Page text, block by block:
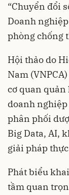
“Chuyển đổi
Doanh
phòng chống
Hội thảo do
Nam
cơ quan
doanh nghiệp
phân phối
Big Data, AI,
giải pháp
Phát biểu
tầm quan